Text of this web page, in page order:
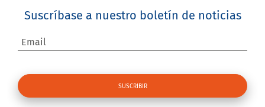
Suscríbase a nuestro boletín de noticias
Email